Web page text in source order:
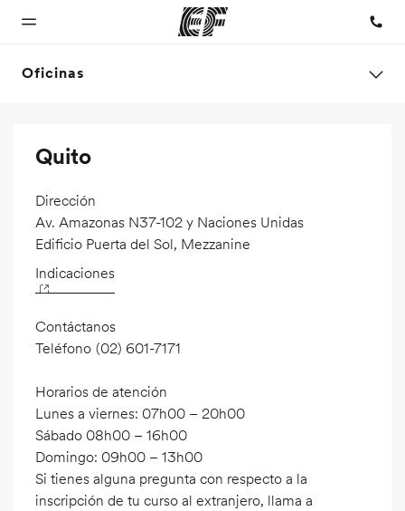
Inicio
Bienvenido a
Oficinas
Quito
Dirección
Av. Amazonas N37-102 y Naciones Unidas
Edificio Puerta del Sol, Mezzanine
Indicaciones
Contáctanos
Teléfono (02) 601-7171
Horarios de atención
Lunes a viernes: 07h00 – 20h00
Sábado 08h00 – 16h00
Domingo: 09h00 – 13h00
Si tienes alguna pregunta con respecto a la
inscripción de tu curso al extranjero, llama a